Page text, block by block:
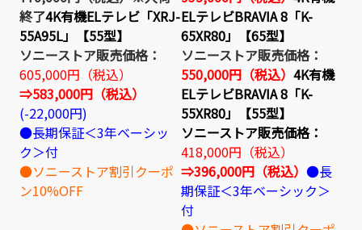
終了4K有機ELテレビ「XRJ-
55A95L」【55型】
ソニーストア販売価格：
605,000円（税込）
⇒583,000円（税込）
(-22,000円)
●長期保証＜3年ベーシッ
ク＞付
●ソニーストア割引クーポ
ン10%OFF
ELテレビBRAVIA 8「K-
65XR80」【65型】
ソニーストア販売価格：
550,000円（税込） 4K有機
ELテレビBRAVIA 8「K-
55XR80」【55型】
ソニーストア販売価格：
418,000円（税込）
⇒396,000円（税込） ●長
期保証＜3年ベーシック＞
付